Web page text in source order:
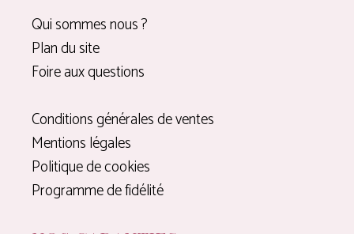
Qui sommes nous ?
Plan du site
Foire aux questions
Conditions générales de ventes
Mentions légales
Politique de cookies
Programme de fidélité